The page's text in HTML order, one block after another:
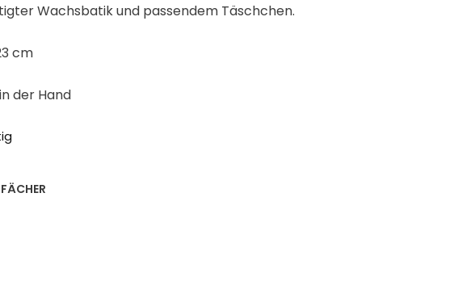
Wachsbatik und passendem Täschchen.
cm
der Hand
FÄCHER